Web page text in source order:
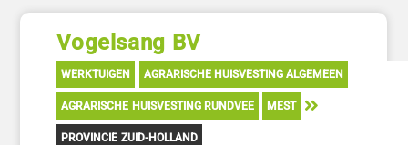
Vogelsang BV
WERKTUIGEN AGRARISCHE HUISVESTING ALGEMEEN
AGRARISCHE HUISVESTING RUNDVEE MEST
PROVINCIE ZUID-HOLLAND